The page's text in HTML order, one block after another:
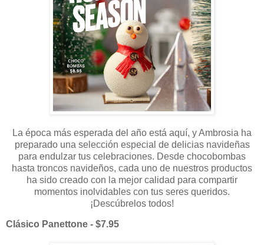
La época más esperada del año está aquí, y Ambrosia ha
preparado una selección especial de delicias navideñas
para endulzar tus celebraciones. Desde chocobombas
hasta troncos navideños, cada uno de nuestros productos
ha sido creado con la mejor calidad para compartir
momentos inolvidables con tus seres queridos.
¡Descúbrelos todos!
Clásico Panettone - $7.95